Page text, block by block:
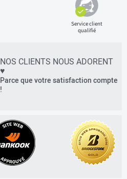
Service client
qualifié
NOS CLIENTS NOUS ADORENT
♥
Parce que votre satisfaction compte
!